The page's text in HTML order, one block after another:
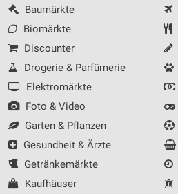
Baumärkte
Biomärkte
Discounter
Drogerie & Parfümerie
Elektromärkte
Foto & Video
Garten & Pflanzen
Gesundheit & Ärzte
Getränkemärkte
Kaufhäuser